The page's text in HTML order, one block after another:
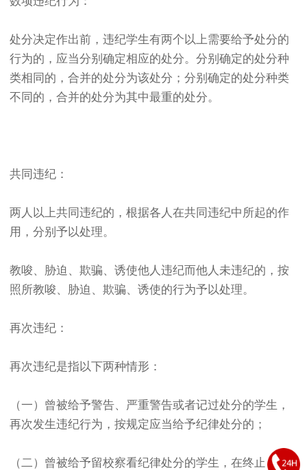
处分决定作出前，违纪学生有两个以上需要给予处分的
行为的，应当分别确定相应的处分。分别确定的处分种
类相同的，合并的处分为该处分；分别确定的处分种类
不同的，合并的处分为其中最重的处分。
共同违纪：
两人以上共同违纪的，根据各人在共同违纪中所起的作
用，分别予以处理。
教唆、胁迫、欺骗、诱使他人违纪而他人未违纪的，按
照所教唆、胁迫、欺骗、诱使的行为予以处理。
再次违纪：
再次违纪是指以下两种情形：
（一）曾被给予警告、严重警告或者记过处分的学生，
再次发生违纪行为，按规定应当给予纪律处分的；
（二）曾被给予留校察看纪律处分的学生，在终止考验